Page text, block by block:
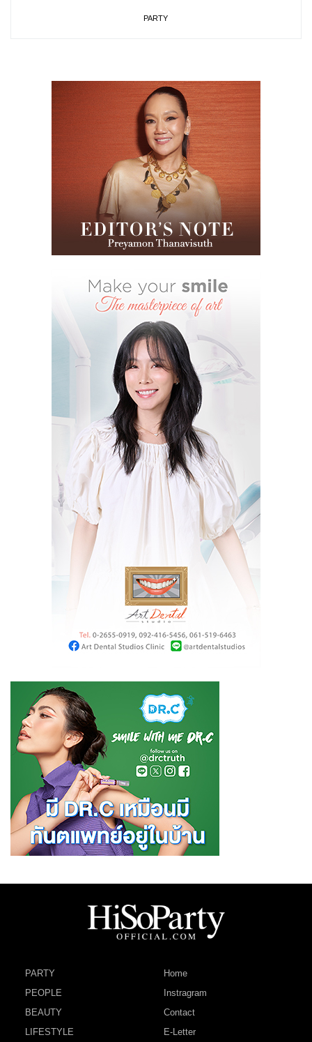
PARTY
PARTY
PEOPLE
BEAUTY
LIFESTYLE
Home
Instragram
Contact
E-Letter